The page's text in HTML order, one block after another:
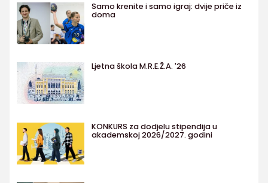
Samo krenite i samo igraj: dvije priče iz
doma
Ljetna škola M.R.E.Ž.A. '26
KONKURS za dodjelu stipendija u
akademskoj 2026/2027. godini